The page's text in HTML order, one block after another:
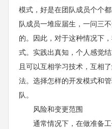
模式，好是在团队成员个个
队成员一堆应届生，一问三
的。因此，对于这种情况下
式。实践出真知，个人感觉
且可以互相学习技术，互相
法。选择怎样的开发模式和
队。
风险和变更范围
通常情况下，在做准备工